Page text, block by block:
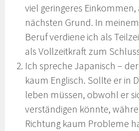
viel geringeres
nächsten Grund. In
Beruf verdiene ich als
als Vollzeitkraft zum
Ich spreche Japanisch –
kaum Englisch. Sollte er in
leben müssen, obwohl er
verständigen könnte,
Richtung kaum Probleme